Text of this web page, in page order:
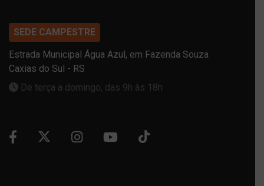
SEDE CAMPESTRE
Estrada Municipal Água Azul, em Fazenda Souza
Caxias do Sul - RS
De terça a domingo, das 9h às 18h